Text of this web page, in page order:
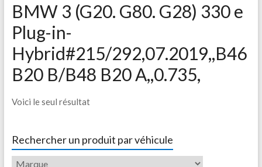
BMW 3 (G20. G80. G28) 330 e
Plug-in-
Hybrid#215/292,07.2019,,B46
B20 B/B48 B20 A,,0.735,
Voici le seul résultat
Rechercher un produit par véhicule